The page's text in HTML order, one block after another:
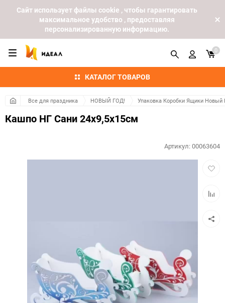
Cайт использует файлы cookie , чтобы гарантировать
максимальное удобство , предоставляя
персонализированную информацию.
КАТАЛОГ ТОВАРОВ
0
Все для праздника НОВЫЙ ГОД! Упаковка Коробки Ящики Новый
Кашпо НГ Сани 24х9,5х15см
Артикул:00063604